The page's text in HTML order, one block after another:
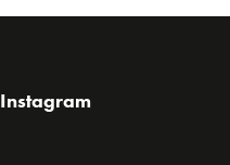
Instagram